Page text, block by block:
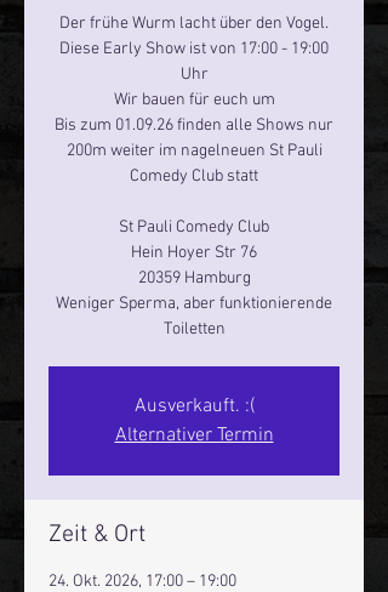
Der frühe Wurm lacht über den Vogel.
Diese Early Show ist von 17:00 - 19:00
Uhr
Wir bauen für euch um
Bis zum 01.09.26 finden alle Shows nur
200m weiter im nagelneuen St Pauli
Comedy Club statt
St Pauli Comedy Club
Hein Hoyer Str 76
20359 Hamburg
Weniger Sperma, aber funktionierende
Toiletten
Ausverkauft. :(
Alternativer Termin
Zeit & Ort
24. Okt. 2026, 17:00 – 19:00